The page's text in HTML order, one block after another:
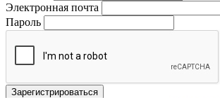
Электронная почта
Пароль
Зарегистрироваться